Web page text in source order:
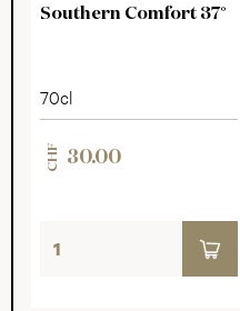
Southern Comfort 37°
70cl
CHF 30.00